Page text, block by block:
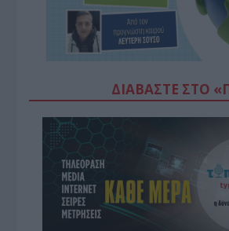
ΔΙΑΒΆΣΤΕ ΣΤΟ